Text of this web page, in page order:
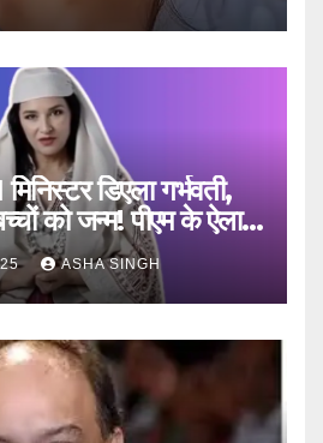
डिएला गर्भवती,
को जन्‍म! पीएम के ऐलान
ASHA SINGH